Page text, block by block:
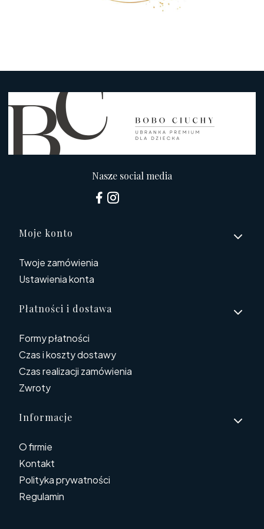
Nasze social media
Linki w stopce
Moje konto
Twoje zamówienia
Ustawienia konta
Płatności i dostawa
Formy płatności
Czas i koszty dostawy
Czas realizacji zamówienia
Zwroty
Informacje
O firmie
Kontakt
Polityka prywatności
Regulamin